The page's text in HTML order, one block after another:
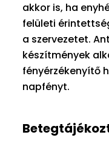
akkor is, ha
felületi
a szervezetet.
készítmények
fényérzékenyítő
napfényt.